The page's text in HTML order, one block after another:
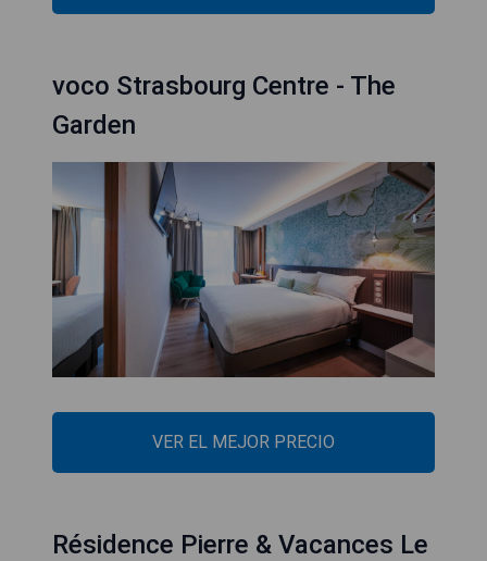
voco Strasbourg Centre - The
Garden
VER EL MEJOR PRECIO
Résidence Pierre & Vacances Le